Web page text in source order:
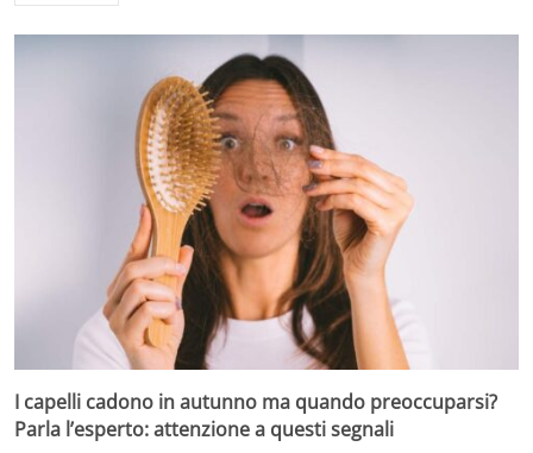
I capelli cadono in autunno ma quando preoccuparsi?
Parla l’esperto: attenzione a questi segnali